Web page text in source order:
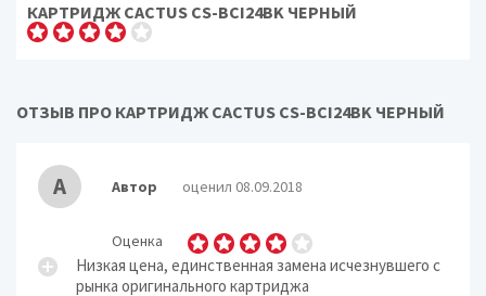
КАРТРИДЖ CACTUS CS-BCI24BK ЧЕРНЫЙ
ОТЗЫВ ПРО КАРТРИДЖ CACTUS CS-BCI24BK ЧЕРНЫЙ
А Автор оценил 08.09.2018
Оценка
Низкая цена, единственная замена исчезнувшего с
рынка оригинального картриджа